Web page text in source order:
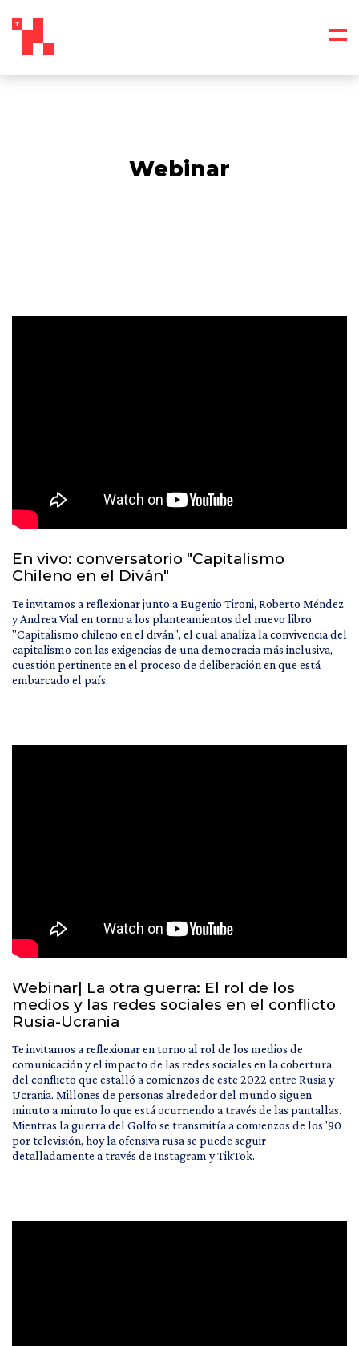
Webinar
En vivo: conversatorio "Capitalismo
Chileno en el Diván"
Te invitamos a reflexionar junto a Eugenio Tironi, Roberto Méndez
y Andrea Vial en torno a los planteamientos del nuevo libro
"Capitalismo chileno en el diván", el cual analiza la convivencia del
capitalismo con las exigencias de una democracia más inclusiva,
cuestión pertinente en el proceso de deliberación en que está
embarcado el país.
Webinar| La otra guerra: El rol de los
medios y las redes sociales en el conflicto
Rusia-Ucrania
Te invitamos a reflexionar en torno al rol de los medios de
comunicación y el impacto de las redes sociales en la cobertura
del conflicto que estalló a comienzos de este 2022 entre Rusia y
Ucrania. Millones de personas alrededor del mundo siguen
minuto a minuto lo que está ocurriendo a través de las pantallas.
Mientras la guerra del Golfo se transmitía a comienzos de los '90
por televisión, hoy la ofensiva rusa se puede seguir
detalladamente a través de Instagram y TikTok.